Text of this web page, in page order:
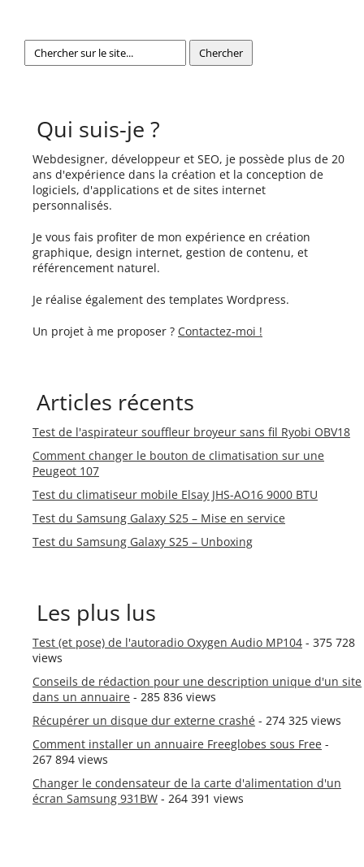
Qui suis-je ?
Webdesigner, développeur et SEO, je possède plus de 20
ans d'expérience dans la création et la conception de
logiciels, d'applications et de sites internet
personnalisés.
Je vous fais profiter de mon expérience en création
graphique, design internet, gestion de contenu, et
référencement naturel.
Je réalise également des templates Wordpress.
Un projet à me proposer ? Contactez-moi !
Articles récents
Test de l'aspirateur souffleur broyeur sans fil Ryobi OBV18
Comment changer le bouton de climatisation sur une
Peugeot 107
Test du climatiseur mobile Elsay JHS-AO16 9000 BTU
Test du Samsung Galaxy S25 – Mise en service
Test du Samsung Galaxy S25 – Unboxing
Les plus lus
Test (et pose) de l'autoradio Oxygen Audio MP104 - 375 728
views
Conseils de rédaction pour une description unique d'un site
dans un annuaire - 285 836 views
Récupérer un disque dur externe crashé - 274 325 views
Comment installer un annuaire Freeglobes sous Free -
267 894 views
Changer le condensateur de la carte d'alimentation d'un
écran Samsung 931BW - 264 391 views